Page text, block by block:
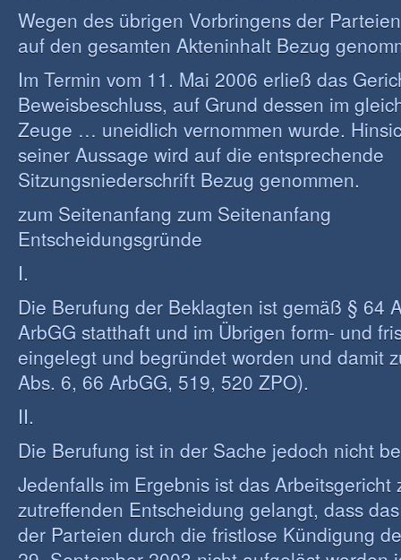
Wegen des übrigen Vorbringens der
auf den gesamten Akteninhalt Bezug
Im Termin vom 11. Mai 2006 erließ das
Beweisbeschluss, auf Grund dessen im
Zeuge … uneidlich vernommen wurde.
seiner Aussage wird auf die entsprechende
Sitzungsniederschrift Bezug genommen.
zum Seitenanfang zum Seitenanfang
Entscheidungsgründe
I.
Die Berufung der Beklagten ist gemäß § 64
ArbGG statthaft und im Übrigen form- und
eingelegt und begründet worden und damit
Abs. 6, 66 ArbGG, 519, 520 ZPO).
II.
Die Berufung ist in der Sache jedoch nicht
Jedenfalls im Ergebnis ist das Arbeitsgericht
zutreffenden Entscheidung gelangt, dass
der Parteien durch die fristlose Kündigung